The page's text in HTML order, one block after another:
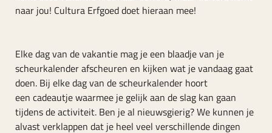
naar jou! Cultura Erfgoed doet hieraan mee!
Elke dag van de vakantie mag je een blaadje van je
scheurkalender afscheuren en kijken wat je vandaag gaat
doen. Bij elke dag van de scheurkalender hoort
een cadeautje waarmee je gelijk aan de slag kan gaan
tijdens de activiteit. Ben je al nieuwsgierig? We kunnen je
alvast verklappen dat je heel veel verschillende dingen